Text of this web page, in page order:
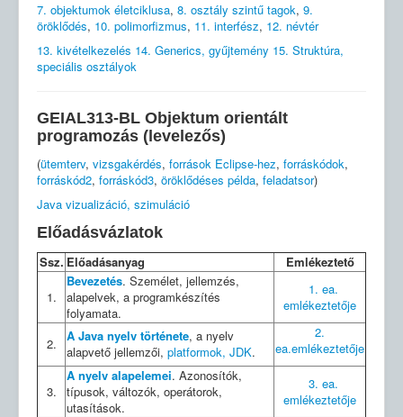
7. objektumok életciklusa, 8. osztály szintű tagok, 9.
öröklődés, 10. polimorfizmus, 11. interfész, 12. névtér
13. kivételkezelés 14. Generics, gyűjtemény 15. Struktúra,
speciális osztályok
GEIAL313-BL Objektum orientált
programozás (levelezős)
(ütemterv, vizsgakérdés, források Eclipse-hez, forráskódok,
forráskód2, forráskód3, öröklődéses példa, feladatsor)
Java vizualizáció, szimuláció
Előadásvázlatok
Ssz. Előadásanyag Emlékeztető
1.
Bevezetés. Személet, jellemzés,
alapelvek, a programkészítés
folyamata.
1. ea.
emlékeztetője
2. A Java nyelv története, a nyelv
alapvető jellemzői, platformok, JDK.
2.
ea.emlékeztetője
3.
A nyelv alapelemei. Azonosítók,
típusok, változók, operátorok,
utasítások.
3. ea.
emlékeztetője